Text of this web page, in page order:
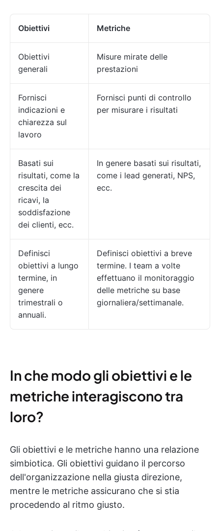
Obiettivi Metriche
Obiettivi
generali
Misure mirate delle
prestazioni
Fornisci
indicazioni e
chiarezza sul
lavoro
Fornisci punti di controllo
per misurare i risultati
Basati sui
risultati, come la
crescita dei
ricavi, la
soddisfazione
dei clienti, ecc.
In genere basati sui risultati,
come i lead generati, NPS,
ecc.
Definisci
obiettivi a lungo
termine, in
genere
trimestrali o
annuali.
Definisci obiettivi a breve
termine. I team a volte
effettuano il monitoraggio
delle metriche su base
giornaliera/settimanale.
In che modo gli obiettivi e le
metriche interagiscono tra
loro?
Gli obiettivi e le metriche hanno una relazione
simbiotica. Gli obiettivi guidano il percorso
dell'organizzazione nella giusta direzione,
mentre le metriche assicurano che si stia
procedendo al ritmo giusto.